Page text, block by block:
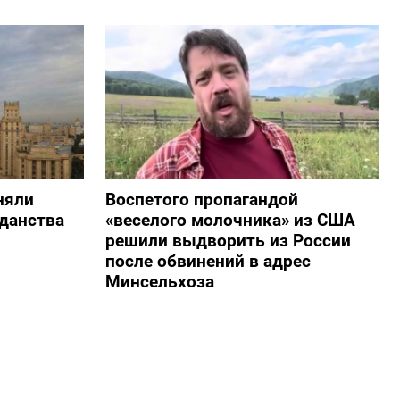
Воспетого пропагандой
«веселого молочника» из США
решили выдворить из России
после обвинений в адрес
Минсельхоза